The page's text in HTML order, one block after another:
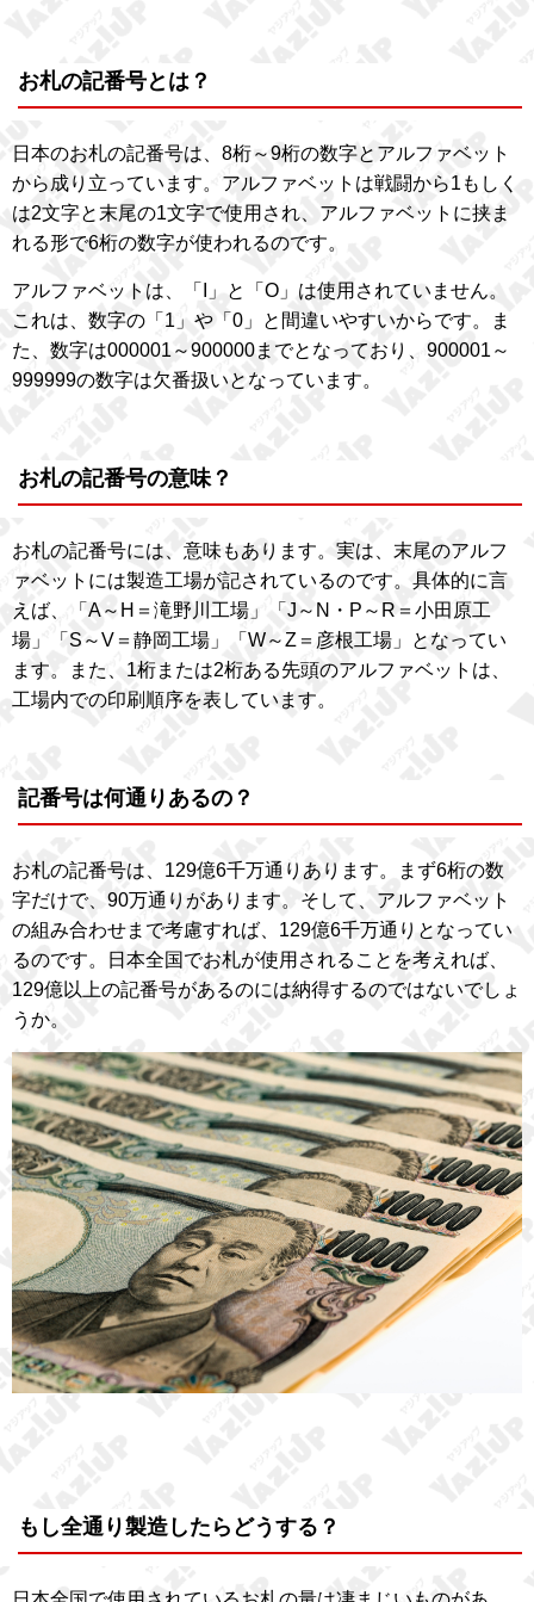
お札の記番号とは？
日本のお札の記番号は、8桁～9桁の数字とアルファベット
から成り立っています。アルファベットは戦闘から1もしく
は2文字と末尾の1文字で使用され、アルファベットに挟ま
れる形で6桁の数字が使われるのです。
アルファベットは、「I」と「O」は使用されていません。
これは、数字の「1」や「0」と間違いやすいからです。ま
た、数字は000001～900000までとなっており、900001～
999999の数字は欠番扱いとなっています。
お札の記番号の意味？
お札の記番号には、意味もあります。実は、末尾のアルフ
ァベットには製造工場が記されているのです。具体的に言
えば、「A～H＝滝野川工場」「J～N・P～R＝小田原工
場」「S～V＝静岡工場」「W～Z＝彦根工場」となってい
ます。また、1桁または2桁ある先頭のアルファベットは、
工場内での印刷順序を表しています。
記番号は何通りあるの？
お札の記番号は、129億6千万通りあります。まず6桁の数
字だけで、90万通りがあります。そして、アルファベット
の組み合わせまで考慮すれば、129億6千万通りとなってい
るのです。日本全国でお札が使用されることを考えれば、
129億以上の記番号があるのには納得するのではないでしょ
うか。
もし全通り製造したらどうする？